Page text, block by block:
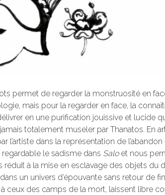
permet de regarder la monstruosité en
mais pour la regarder en face, la
en une purification jouissive et lucide
totalement museler par Thanatos. En
dans la représentation de l’abandon
le sadisme dans Saloet nous
à la mise en esclavage des objets du
un univers d’épouvante sans retour de
ceux des camps de la mort, laissent libre